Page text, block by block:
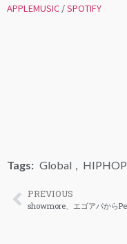
APPLEMUSIC /SPOTIFY
Tags: Global HIPHOP
PREVIOUS